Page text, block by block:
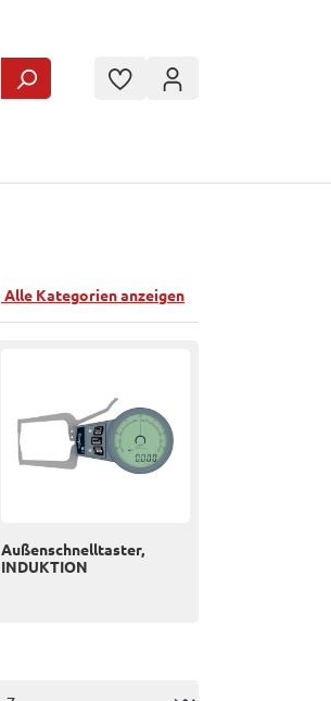
Alle Kategorien anzeigen
Außenschnelltaster,
INDUKTION